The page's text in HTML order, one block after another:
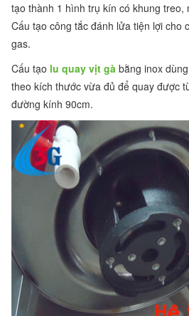
tạo thành 1 hình trụ kín có khung treo,
Cấu tạo công tắc đánh lửa tiện lợi cho
gas.
Cấu tạo lu quay vịt gà bằng inox
theo kích thước vừa đủ để quay được
đường kính 90cm.